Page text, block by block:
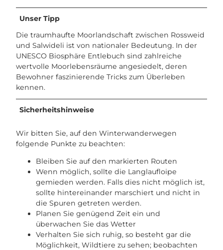
Unser Tipp
Die traumhaufte Moorlandschaft zwischen Rossweid
und Salwideli ist von nationaler Bedeutung. In der
UNESCO Biosphäre Entlebuch sind zahlreiche
wertvolle Moorlebensräume angesiedelt, deren
Bewohner faszinierende Tricks zum Überleben
kennen.
Sicherheitshinweise
Wir bitten Sie, auf den Winterwanderwegen
folgende Punkte zu beachten:
Bleiben Sie auf den markierten Routen
Wenn möglich, sollte die Langlaufloipe
gemieden werden. Falls dies nicht möglich ist,
sollte hintereinander marschiert und nicht in
die Spuren getreten werden.
Planen Sie genügend Zeit ein und
überwachen Sie das Wetter
Verhalten Sie sich ruhig, so besteht gar die
Möglichkeit, Wildtiere zu sehen; beobachten